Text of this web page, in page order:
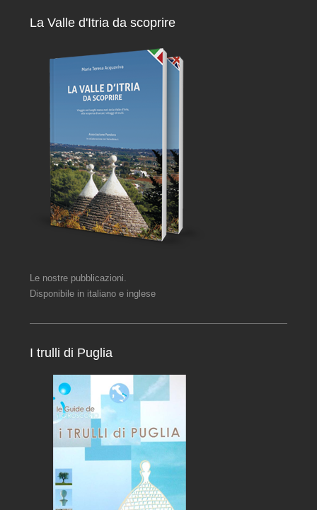
La Valle d'Itria da scoprire
Le nostre pubblicazioni.
Disponibile in italiano e inglese
I trulli di Puglia